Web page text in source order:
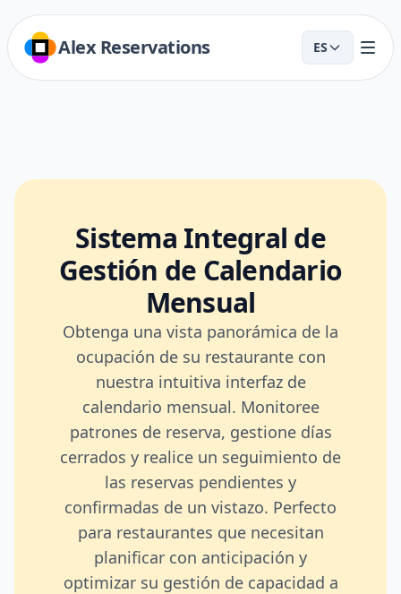
Alex Reservations ES
Sistema Integral de
Gestión de Calendario
Mensual
Obtenga una vista panorámica de la
ocupación de su restaurante con
nuestra intuitiva interfaz de
calendario mensual. Monitoree
patrones de reserva, gestione días
cerrados y realice un seguimiento de
las reservas pendientes y
confirmadas de un vistazo. Perfecto
para restaurantes que necesitan
planificar con anticipación y
optimizar su gestión de capacidad a